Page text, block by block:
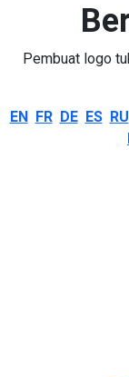
Pembuat logo
EN FR DE ES RU